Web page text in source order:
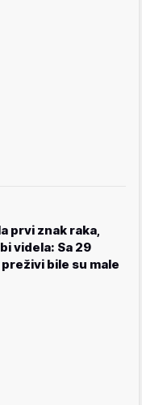
prvi znak raka,
videla: Sa 29
bile su male